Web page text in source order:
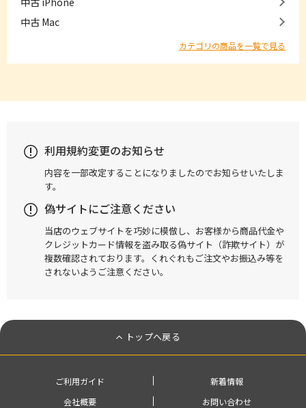
中古 Mac
カテゴリの商品を一覧で見る
利用規約変更のお知らせ
内容を一部改定することになりましたのでお知らせいたしま
す。
偽サイトにご注意ください
当店のウェブサイトを巧妙に模倣し、お客様から商品代金や
クレジットカード情報を盗み取る偽サイト（詐欺サイト）が
複数確認されております。くれぐれもご注文やお振込み等を
されないようご注意ください。
トップへ戻る
ご利用ガイド
新着情報
会社概要
お問い合わせ